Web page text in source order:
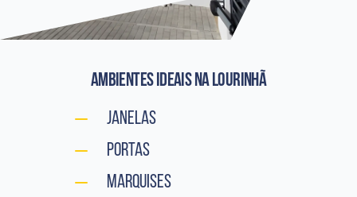
Ambientes ideaisna Lourinhã
Janelas
Portas
Marquises